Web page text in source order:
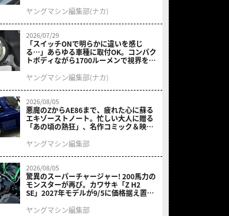
ヤングマシン編集部(ナカ)
2026/07/29
「スイッチONで明らかに違いを感じ
る…」あらゆる車種に取付OK。コンパク
トボディながら1700ルーメンで視界を確
ニット プレシャスレイ スモール］
ヤングマシン編集部(ナカ)
2026/08/05
悪魔のZからAE86まで、疲れた心に蘇る
エキゾーストノート。忙しい大人に贈る
「あの頃の熱狂」、名作コミック＆映画
結！
ヤングマシン編集部
2026/08/05
驚異のスーパーチャージャー! 200馬力の
モンスターが再び。カワサキ「Z H2
SE」2027年モデルが9/5に価格据え置き
ヤングマシン編集部